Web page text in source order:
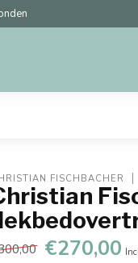
FISCHBACHER
€270,00